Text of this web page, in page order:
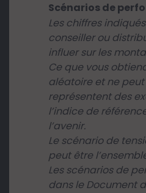
Scénarios de
Les chiffres
conseiller ou
influer sur les
Ce que vous
aléatoire et ne
représentent des
l’indice de
l’avenir.
Le scénario de
peut être
Les scénarios de
dans le Document